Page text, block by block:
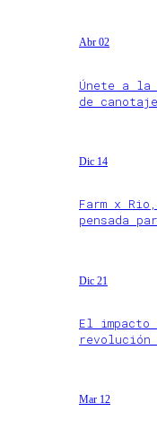
Abr 02
Únete a la
de
Dic 14
Farm x
pensada
Dic 21
El impacto
revolución
Mar 12